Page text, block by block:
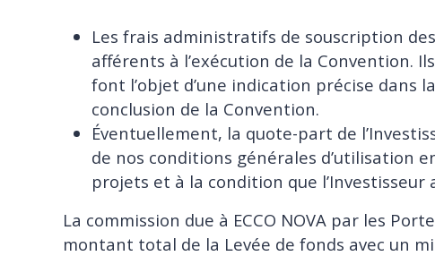
Les frais administratifs de souscription
afférents à l’exécution de la Convention.
font l’objet d’une indication précise dans
conclusion de la Convention.
Éventuellement, la quote-part de
de nos conditions générales d’utilisation
projets et à la condition que
La commission due à ECCO NOVA par les
montant total de la Levée de fonds avec un